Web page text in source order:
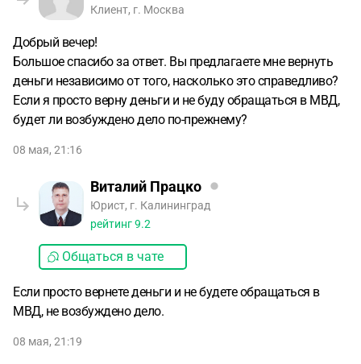
Клиент, г. Москва
Добрый вечер!
Большое спасибо за ответ. Вы предлагаете мне вернуть
деньги независимо от того, насколько это справедливо?
Если я просто верну деньги и не буду обращаться в МВД,
будет ли возбуждено дело по-прежнему?
08 мая, 21:16
Виталий Працко
Юрист, г. Калининград
рейтинг9.2
Общаться в чате
Если просто вернете деньги и не будете обращаться в
МВД, не возбуждено дело.
08 мая, 21:19